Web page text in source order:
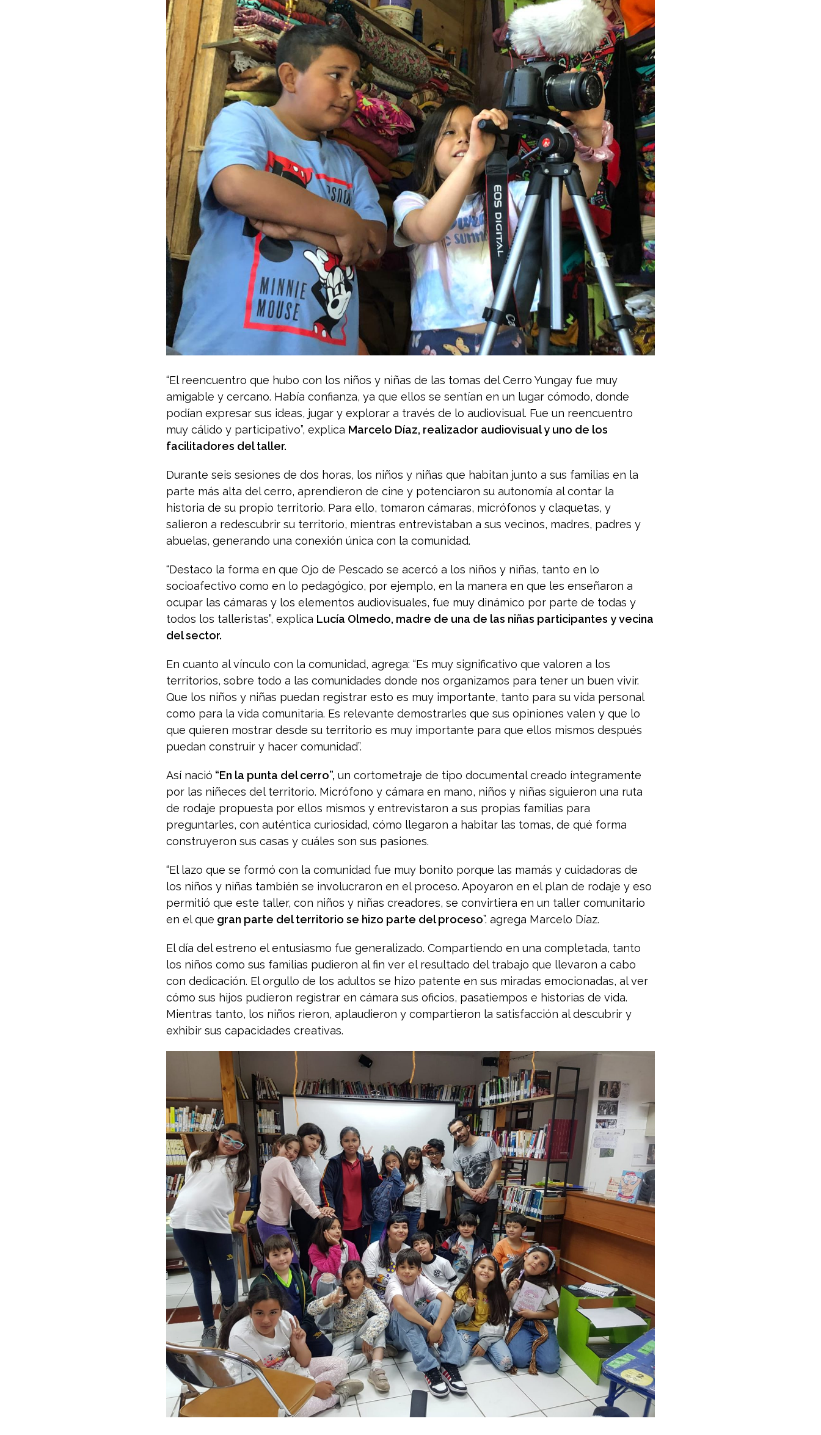
“El reencuentro que hubo con los niños y niñas de las tomas del Cerro Yungay fue muy
amigable y cercano. Había confianza, ya que ellos se sentían en un lugar cómodo, donde
podían expresar sus ideas, jugar y explorar a través de lo audiovisual. Fue un reencuentro
muy cálido y participativo”, explica Marcelo Díaz, realizador audiovisual y uno de los
facilitadores del taller.
Durante seis sesiones de dos horas, los niños y niñas que habitan junto a sus familias en la
parte más alta del cerro, aprendieron de cine y potenciaron su autonomía al contar la
historia de su propio territorio. Para ello, tomaron cámaras, micrófonos y claquetas, y
salieron a redescubrir su territorio, mientras entrevistaban a sus vecinos, madres, padres y
abuelas, generando una conexión única con la comunidad.
“Destaco la forma en que Ojo de Pescado se acercó a los niños y niñas, tanto en lo
socioafectivo como en lo pedagógico, por ejemplo, en la manera en que les enseñaron a
ocupar las cámaras y los elementos audiovisuales, fue muy dinámico por parte de todas y
todos los talleristas”, explica Lucía Olmedo, madre de una de las niñas participantes y vecina
del sector.
En cuanto al vínculo con la comunidad, agrega: “Es muy significativo que valoren a los
territorios, sobre todo a las comunidades donde nos organizamos para tener un buen vivir.
Que los niños y niñas puedan registrar esto es muy importante, tanto para su vida personal
como para la vida comunitaria. Es relevante demostrarles que sus opiniones valen y que lo
que quieren mostrar desde su territorio es muy importante para que ellos mismos después
puedan construir y hacer comunidad”.
Así nació “En la punta del cerro”, un cortometraje de tipo documental creado íntegramente
por las niñeces del territorio. Micrófono y cámara en mano, niños y niñas siguieron una ruta
de rodaje propuesta por ellos mismos y entrevistaron a sus propias familias para
preguntarles, con auténtica curiosidad, cómo llegaron a habitar las tomas, de qué forma
construyeron sus casas y cuáles son sus pasiones.
“El lazo que se formó con la comunidad fue muy bonito porque las mamás y cuidadoras de
los niños y niñas también se involucraron en el proceso. Apoyaron en el plan de rodaje y eso
permitió que este taller, con niños y niñas creadores, se convirtiera en un taller comunitario
en el que gran parte del territorio se hizo parte del proceso”. agrega Marcelo Díaz.
El día del estreno el entusiasmo fue generalizado. Compartiendo en una completada, tanto
los niños como sus familias pudieron al fin ver el resultado del trabajo que llevaron a cabo
con dedicación. El orgullo de los adultos se hizo patente en sus miradas emocionadas, al ver
cómo sus hijos pudieron registrar en cámara sus oficios, pasatiempos e historias de vida.
Mientras tanto, los niños rieron, aplaudieron y compartieron la satisfacción al descubrir y
exhibir sus capacidades creativas.